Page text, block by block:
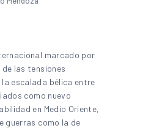
marcado por
las tensiones
escalada bélica entre
como nuevo
en Medio Oriente,
guerras como la de